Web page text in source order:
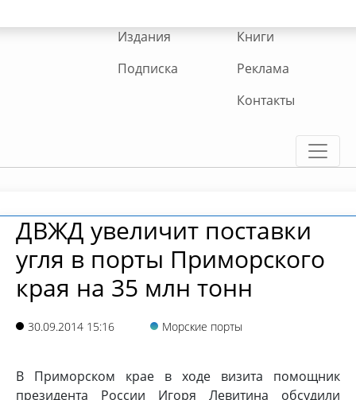
Издания
Книги
Подписка
Реклама
Контакты
ДВЖД увеличит поставки
угля в порты Приморского
края на 35 млн тонн
30.09.2014 15:16 Морские порты
В Приморском крае в ходе визита помощник
президента России Игоря Левитина обсудили